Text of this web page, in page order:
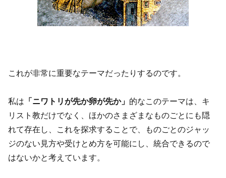
これが非常に重要なテーマだったりするのです。
私は 「ニワトリが先か卵が先か」 的なこのテーマは、キ
リスト教だけでなく、ほかのさまざまなものごとにも隠
れて存在し、これを探求することで、ものごとのジャッ
ジのない見方や受けとめ方を可能にし、統合できるので
はないかと考えています。